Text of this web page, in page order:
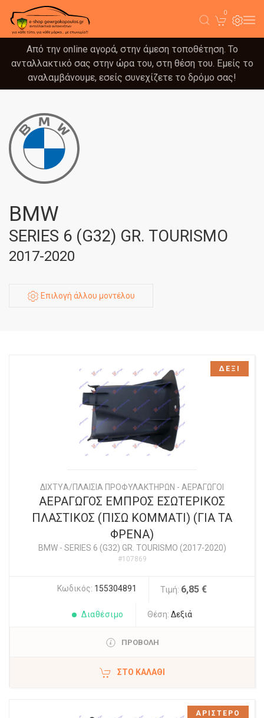
0
Από την online αγορά, στην άμεση τοποθέτηση. Το
ανταλλακτικό σας στην ώρα του, στη θέση του. Εμείς το
αναλαμβάνουμε, εσείς συνεχίζετε το δρόμο σας!
BMW
SERIES 6 (G32) GR. TOURISMO
2017-2020
Επιλογή άλλου μοντέλου
ΔΙΧΤYΑ/ΠΛΑΙΣΙΑ ΠΡΟΦΥΛΑΚΤΗΡΩΝ - ΑΕΡΑΓΩΓΟΙ
ΑΕΡΑΓΩΓΟΣ ΕΜΠΡΟΣ ΕΣΩΤΕΡΙΚΟΣ
ΠΛΑΣΤΙΚΟΣ (ΠΙΣΩ ΚΟΜΜΑΤΙ) (ΓΙΑ ΤΑ
ΦΡΕΝΑ)
BMW- SERIES 6 (G32) GR. TOURISMO (2017-2020)
#107869
Κωδικός: 155304891 Τιμή: 6,85 €
Διαθέσιμο Θέση: Δεξιά
ΠΡΟΒΟΛΗ
ΣΤΟ ΚΑΛΆΘΙ
ΔΕΞΙ
ΑΡΙΣΤΕΡΟ